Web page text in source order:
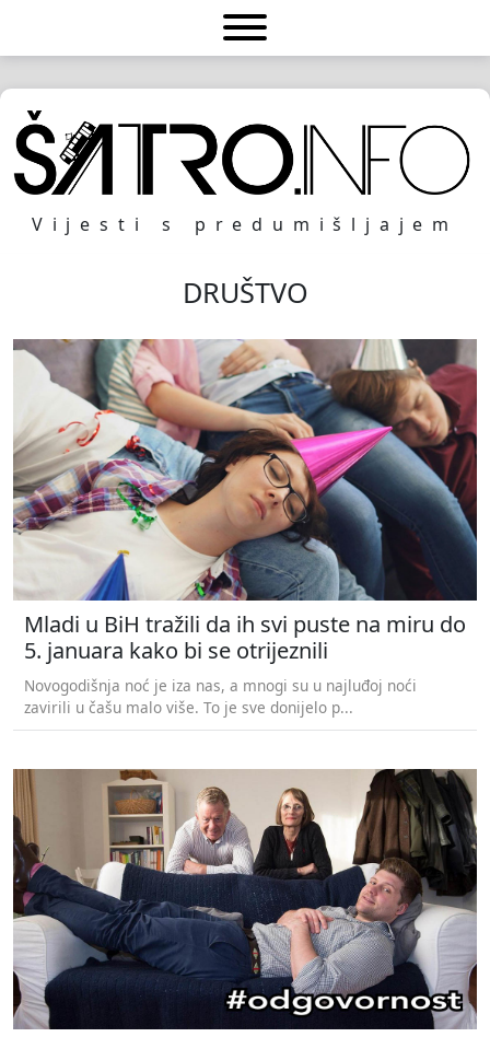
Vijesti s predumišljajem
DRUŠTVO
Mladi u BiH tražili da ih svi puste na miru do
5. januara kako bi se otrijeznili
Novogodišnja noć je iza nas, a mnogi su u najluđoj noći
zavirili u čašu malo više. To je sve donijelo p...